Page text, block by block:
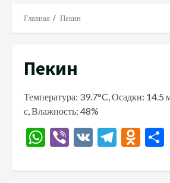
Главная Пекин
Пекин
Температура: 39.7°C, Осадки: 14.5
с, Влажность: 48%
WhatsApp
Viber
VK